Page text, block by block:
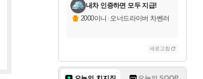
내차 인증하면 모두 지급!
2000이니 · 오너드라이버 차벤러
새로고침